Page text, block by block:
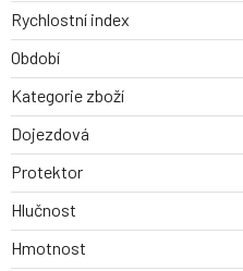
Rychlostní index
Období
Kategorie zboží
Dojezdová
Protektor
Hlučnost
Hmotnost